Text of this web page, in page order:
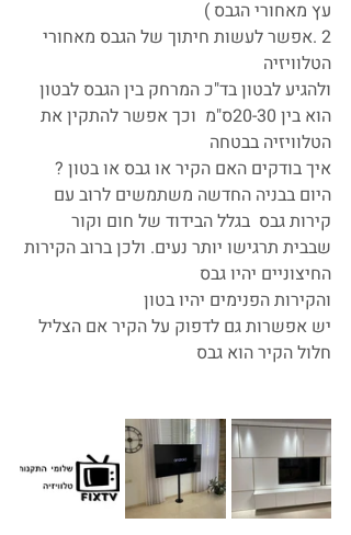
עץ מאחורי הגבס )
2 .אפשר לעשות חיתוך של הגבס מאחורי
הטלוויזיה
ולהגיע לבטון בד"כ המרחק בין הגבס לבטון
הוא בין 20-30ס"מ  וכך אפשר להתקין את
הטלוויזיה בבטחה
איך בודקים האם הקיר או גבס או בטון ?
היום בבניה החדשה משתמשים לרוב עם
קירות גבס  בגלל הבידוד של חום וקור
שבבית תרגישו יותר נעים. ולכן ברוב הקירות
החיצוניים יהיו גבס
והקירות הפנימים יהיו בטון
יש אפשרות גם לדפוק על הקיר אם הצליל
חלול הקיר הוא גבס